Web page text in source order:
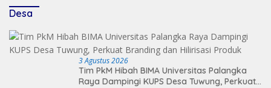
Desa
3 Agustus 2026
Tim PkM Hibah BIMA Universitas Palangka
Raya Dampingi KUPS Desa Tuwung, Perkuat